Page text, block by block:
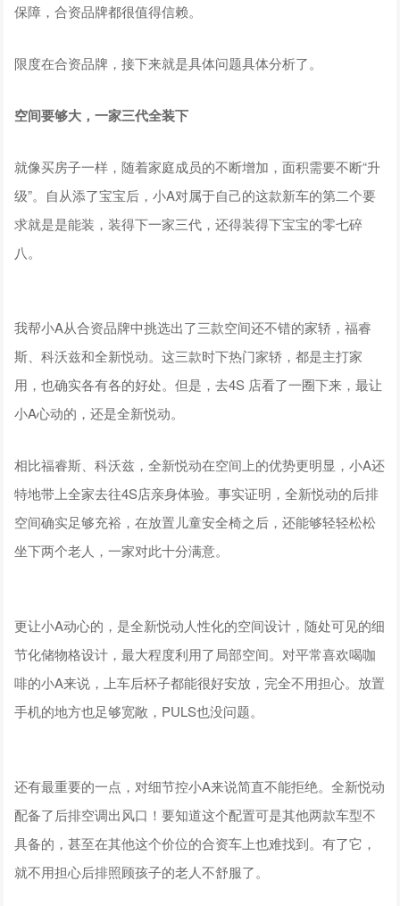
保障，合资品牌都很值得信赖。
限度在合资品牌，接下来就是具体问题具体分析了。
空间要够大，一家三代全装下
就像买房子一样，随着家庭成员的不断增加，面积需要不断“升
级”。自从添了宝宝后，小A对属于自己的这款新车的第二个要
求就是是能装，装得下一家三代，还得装得下宝宝的零七碎
八。
我帮小A从合资品牌中挑选出了三款空间还不错的家轿，福睿
斯、科沃兹和全新悦动。这三款时下热门家轿，都是主打家
用，也确实各有各的好处。但是，去4S 店看了一圈下来，最让
小A心动的，还是全新悦动。
相比福睿斯、科沃兹，全新悦动在空间上的优势更明显，小A还
特地带上全家去往4S店亲身体验。事实证明，全新悦动的后排
空间确实足够充裕，在放置儿童安全椅之后，还能够轻轻松松
坐下两个老人，一家对此十分满意。
更让小A动心的，是全新悦动人性化的空间设计，随处可见的细
节化储物格设计，最大程度利用了局部空间。对平常喜欢喝咖
啡的小A来说，上车后杯子都能很好安放，完全不用担心。放置
手机的地方也足够宽敞，PULS也没问题。
还有最重要的一点，对细节控小A来说简直不能拒绝。全新悦动
配备了后排空调出风口！要知道这个配置可是其他两款车型不
具备的，甚至在其他这个价位的合资车上也难找到。有了它，
就不用担心后排照顾孩子的老人不舒服了。